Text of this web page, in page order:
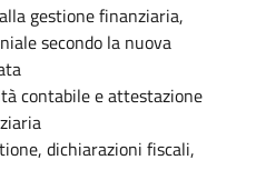
gestione finanziaria,
secondo la nuova
contabile e attestazione
dichiarazioni fiscali,